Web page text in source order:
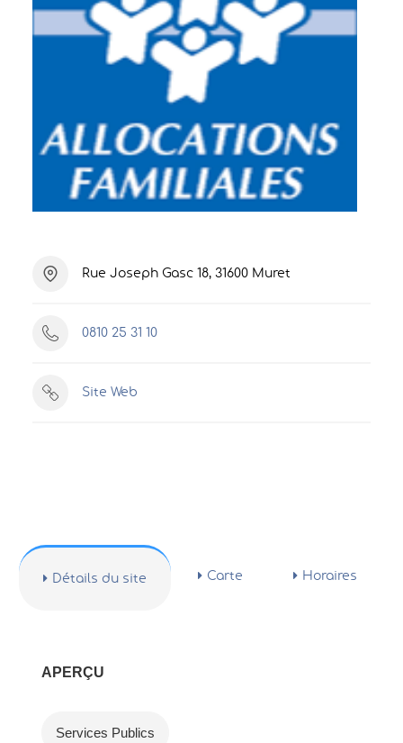
Rue Joseph Gasc 18, 31600 Muret
0810 25 31 10
Site Web
Détails du site Carte Horaires
APERÇU
Services Publics